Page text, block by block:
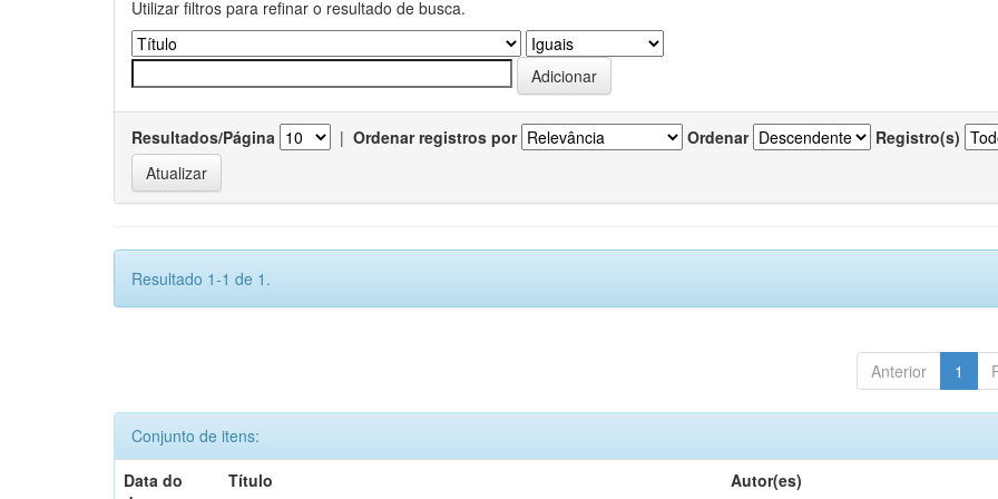
Utilizar filtros para refinar o resultado de busca.
Resultados/Página | Ordenar registros por Ordenar Registro(s)
Resultado 1-1 de 1.
Anterior 1
Conjunto de itens:
Data do
Título Autor(es)